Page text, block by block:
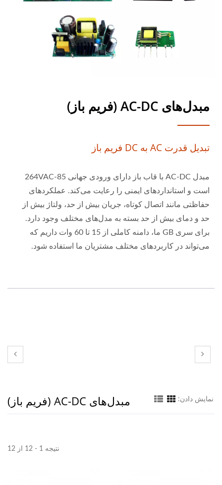
مبدل‌های AC-DC (فریم باز)
تبدیل قدرت AC به DC فریم باز
مبدل AC-DC با قاب باز دارای ورودی جهانی 85-264VAC
است و استانداردهای ایمنی را رعایت می‌کند. عملکردهای
حفاظتی مانند اتصال کوتاه، جریان بیش از حد، ولتاژ بیش از
حد و دمای بیش از حد بسته به مدل‌های مختلف وجود دارد.
برای سری GB ما، دامنه کاملی از 15 تا 60 وات داریم که
می‌تواند در کاربردهای مختلف مشتریان ما استفاده شود.
مبدل‌های AC-DC (فریم باز) نمایش دادن:
نتیجه 1 - 12 از 12